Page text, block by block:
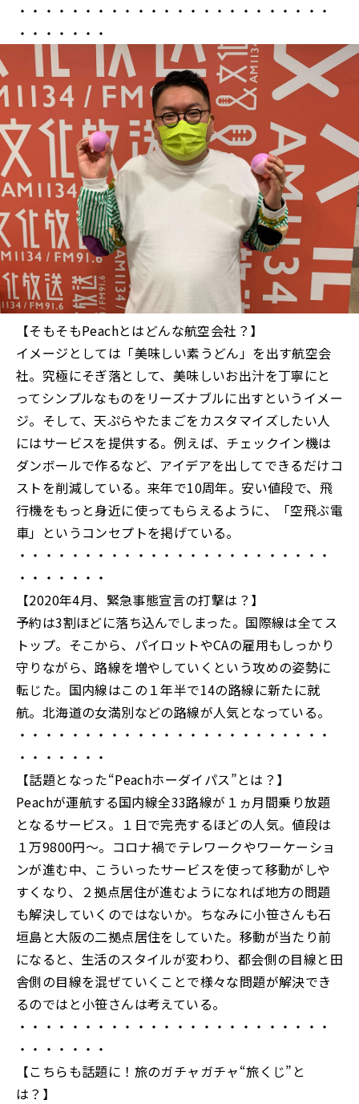
・・・・・・・・・・・・・・・・・・・・・・・・
・・・・・・・
【そもそもPeachとはどんな航空会社？】
イメージとしては「美味しい素うどん」を出す航空会
社。究極にそぎ落として、美味しいお出汁を丁寧にと
ってシンプルなものをリーズナブルに出すというイメー
ジ。そして、天ぷらやたまごをカスタマイズしたい人
にはサービスを提供する。例えば、チェックイン機は
ダンボールで作るなど、アイデアを出してできるだけコ
ストを削減している。来年で10周年。安い値段で、飛
行機をもっと身近に使ってもらえるように、「空飛ぶ電
車」というコンセプトを掲げている。
・・・・・・・・・・・・・・・・・・・・・・・・
・・・・・・・
【2020年4月、緊急事態宣言の打撃は？】
予約は3割ほどに落ち込んでしまった。国際線は全てス
トップ。そこから、パイロットやCAの雇用もしっかり
守りながら、路線を増やしていくという攻めの姿勢に
転じた。国内線はこの１年半で14の路線に新たに就
航。北海道の女満別などの路線が人気となっている。
・・・・・・・・・・・・・・・・・・・・・・・・
・・・・・・・
【話題となった“Peachホーダイパス”とは？】
Peachが運航する国内線全33路線が１ヵ月間乗り放題
となるサービス。１日で完売するほどの人気。値段は
１万9800円～。コロナ禍でテレワークやワーケーショ
ンが進む中、こういったサービスを使って移動がしや
すくなり、２拠点居住が進むようになれば地方の問題
も解決していくのではないか。ちなみに小笹さんも石
垣島と大阪の二拠点居住をしていた。移動が当たり前
になると、生活のスタイルが変わり、都会側の目線と田
舎側の目線を混ぜていくことで様々な問題が解決でき
るのではと小笹さんは考えている。
・・・・・・・・・・・・・・・・・・・・・・・・
・・・・・・・
【こちらも話題に！旅のガチャガチャ“旅くじ”と
は？】